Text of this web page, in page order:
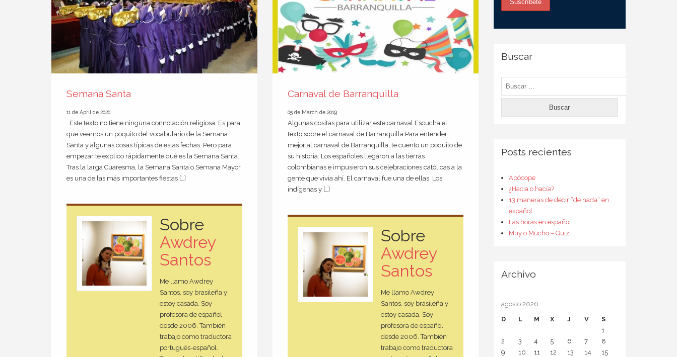
Semana Santa
11 de April de 2020
Este texto no tiene ninguna connotación religiosa. Es para
que veamos un poquito del vocabulario de la Semana
Santa y algunas cosas típicas de estas fechas. Pero para
empezar te explico rápidamente qué es la Semana Santa.
Tras la larga Cuaresma, la Semana Santa o Semana Mayor
es una de las más importantes fiestas […]
Sobre
Awdrey
Santos
Me llamo Awdrey
Santos, soy brasileña y
estoy casada. Soy
profesora de español
desde 2006. También
trabajo como traductora
portugués-español.
Carnaval de Barranquilla
05 de March de 2019
Algunas cositas para utilizar este carnaval Escucha el
texto sobre el carnaval de Barranquilla Para entender
mejor al carnaval de Barranquilla, te cuento un poquito de
su historia. Los españoles llegaron a las tierras
colombianas e impusieron sus celebraciones católicas a la
gente que vivía ahí. El carnaval fue una de ellas. Los
indígenas y […]
Sobre
Awdrey
Santos
Me llamo Awdrey
Santos, soy brasileña y
estoy casada. Soy
profesora de español
desde 2006. También
trabajo como traductora
Buscar
Posts recientes
Apócope
¿Hacia o hacía?
13 maneras de decir “de nada” en
español
Las horas en español
Muy o Mucho – Quiz
Archivo
agosto 2026
D
L M X J V
S
1
2
3 4 5 6 7
8
9
10 11 12 13 14
15